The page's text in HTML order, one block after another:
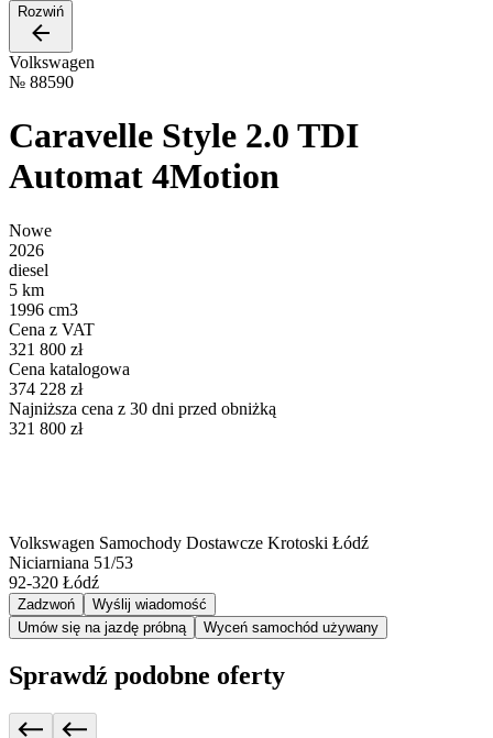
Rozwiń
Volkswagen
№ 88590
Caravelle Style 2.0 TDI
Automat 4Motion
Nowe
2026
diesel
5 km
1996 cm3
Cena z VAT
321 800 zł
Cena katalogowa
374 228 zł
Najniższa cena z 30 dni przed obniżką
321 800 zł
Volkswagen Samochody Dostawcze Krotoski Łódź
Niciarniana 51/53
92-320 Łódź
Zadzwoń
Wyślij wiadomość
Umów się na jazdę próbną
Wyceń samochód używany
Sprawdź podobne oferty